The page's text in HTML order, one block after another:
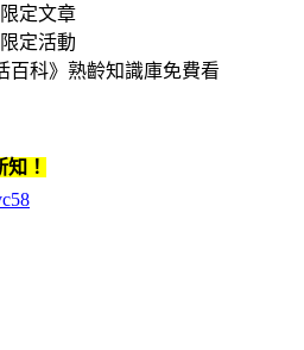
定文章
定活動
百科》熟齡知識庫免費看
！